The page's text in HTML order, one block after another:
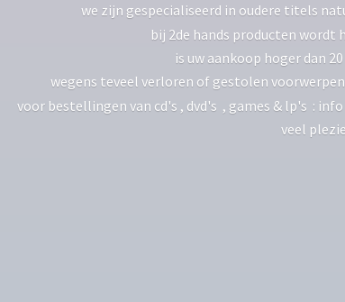
we zijn gespecialiseerd in oudere titels
bij 2de hands producten
is uw aankoop hoger dan
wegens teveel verloren of gestolen
voor bestellingen van cd's , dvd's , games & lp's :
veel